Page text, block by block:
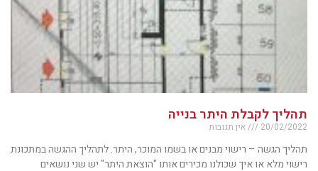
תהליך לקבלת היתר בנייה
20/02/2022 אין תגובות
תהליך הגשה – רישוי מבנים או בשמו המוכר, היתר. לתהליך ההגשה במתכונת
רישוי מלא או איך שכולנו מכירים אותו "הוצאת היתר" יש שני נושאים